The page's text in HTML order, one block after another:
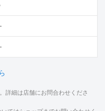
詳細は店舗にお問合わせくださ